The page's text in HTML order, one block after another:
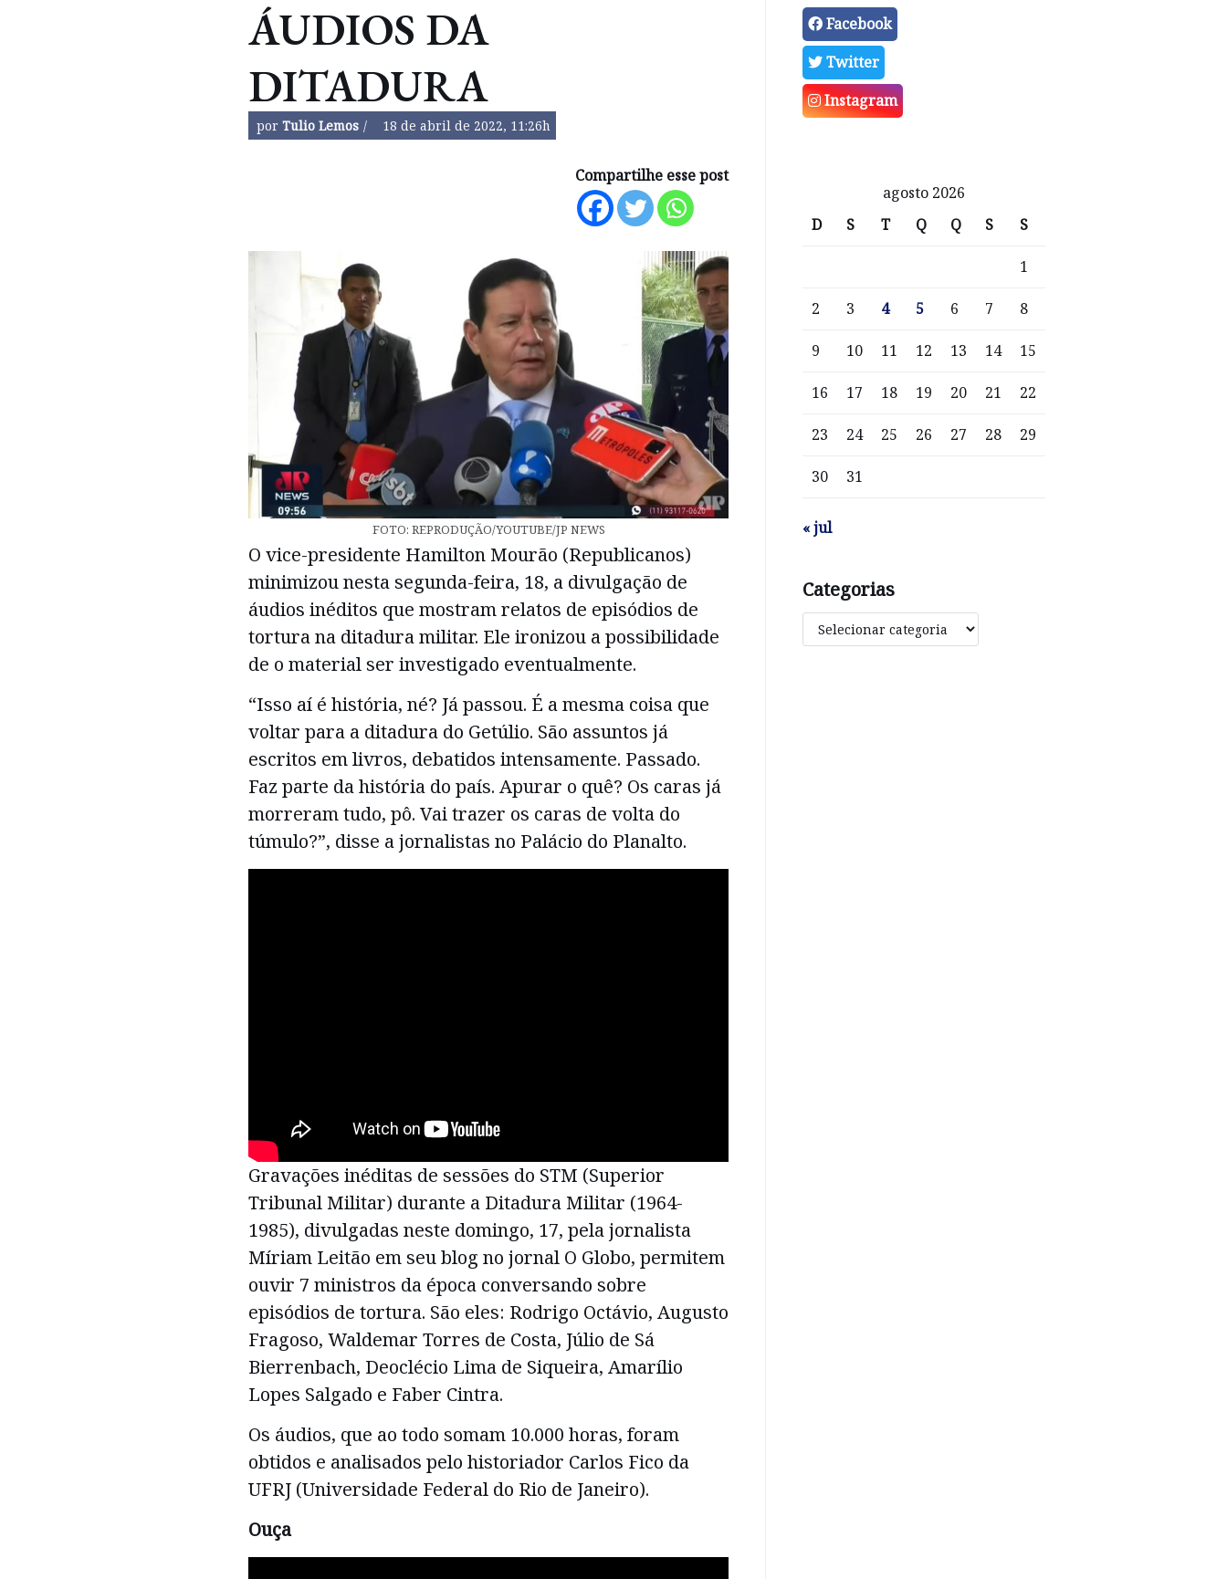
ÁUDIOS DA
DITADURA
por Tulio Lemos 18 de abril de 2022, 11:26h
Compartilhe esse post
FOTO: REPRODUÇÃO/YOUTUBE/JP NEWS
O vice-presidente Hamilton Mourão (Republicanos)
minimizou nesta segunda-feira, 18, a divulgação de
áudios inéditos que mostram relatos de episódios de
tortura na ditadura militar. Ele ironizou a possibilidade
de o material ser investigado eventualmente.
“Isso aí é história, né? Já passou. É a mesma coisa que
voltar para a ditadura do Getúlio. São assuntos já
escritos em livros, debatidos intensamente. Passado.
Faz parte da história do país. Apurar o quê? Os caras já
morreram tudo, pô. Vai trazer os caras de volta do
túmulo?”, disse a jornalistas no Palácio do Planalto.
Gravações inéditas de sessões do STM (Superior
Tribunal Militar) durante a Ditadura Militar (1964-
1985), divulgadas neste domingo, 17, pela jornalista
Míriam Leitão em seu blog no jornal O Globo, permitem
ouvir 7 ministros da época conversando sobre
episódios de tortura. São eles: Rodrigo Octávio, Augusto
Fragoso, Waldemar Torres de Costa, Júlio de Sá
Bierrenbach, Deoclécio Lima de Siqueira, Amarílio
Lopes Salgado e Faber Cintra.
Os áudios, que ao todo somam 10.000 horas, foram
obtidos e analisados pelo historiador Carlos Fico da
UFRJ (Universidade Federal do Rio de Janeiro).
Ouça
Facebook
Twitter
Instagram
agosto 2026
D
S T Q Q S S
1
2 3 4 5 6 7 8
9 10 11 12 13 14 15
16 17 18 19 20 21 22
23 24 25 26 27 28 29
30 31
« jul
Categorias